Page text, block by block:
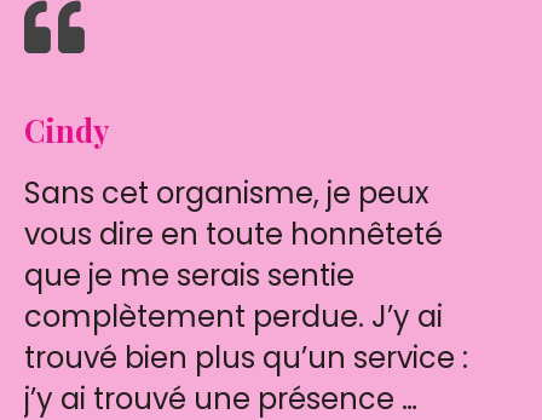
Cindy
Sans cet organisme, je peux
vous dire en toute honnêteté
que je me serais sentie
complètement perdue. J’y ai
trouvé bien plus qu’un service :
j’y ai trouvé une présence …